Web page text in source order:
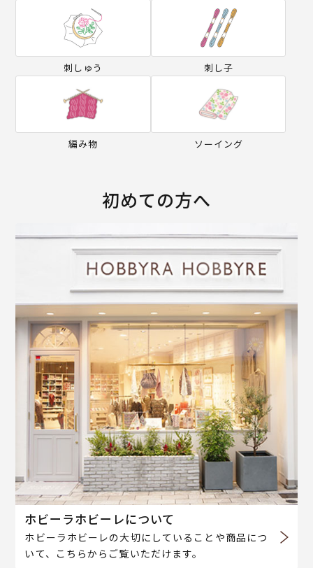
刺しゅう 刺し子
編み物 ソーイング
初めての方へ
ホビーラホビーレについて
ホビーラホビーレの大切にしていることや商品につ
いて、こちらからご覧いただけます。